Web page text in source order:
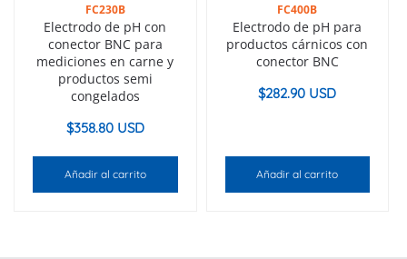
FC230B
Electrodo de pH con
conector BNC para
mediciones en carne y
productos semi
congelados
$358.80 USD
Añadir al carrito
FC400B
Electrodo de pH para
productos cárnicos con
conector BNC
$282.90 USD
Añadir al carrito